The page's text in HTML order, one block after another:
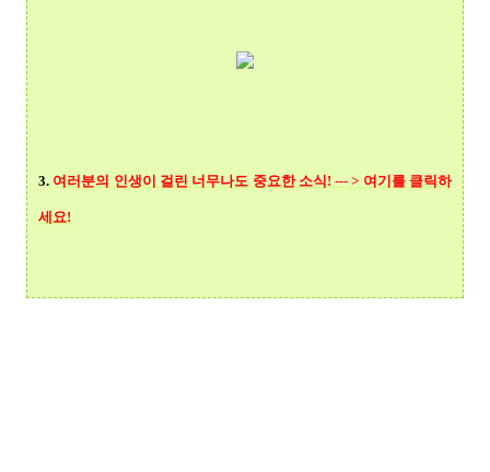
3. 여러분의 인생이 걸린 너무나도 중요한 소식! --- > 여기를 클릭하
세요!